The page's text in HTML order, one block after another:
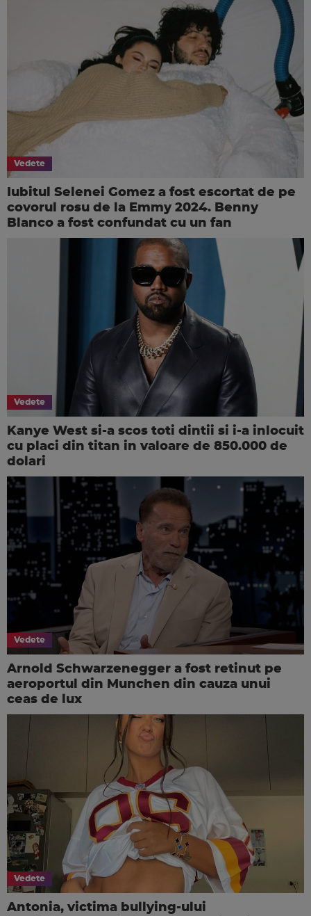
Vedete
Iubitul Selenei Gomez a fost escortat de pe
covorul rosu de la Emmy 2024. Benny
Blanco a fost confundat cu un fan
Vedete
Kanye West si-a scos toti dintii si i-a inlocuit
cu placi din titan in valoare de 850.000 de
dolari
Vedete
Arnold Schwarzenegger a fost retinut pe
aeroportul din Munchen din cauza unui
ceas de lux
Vedete
Antonia, victima bullying-ului